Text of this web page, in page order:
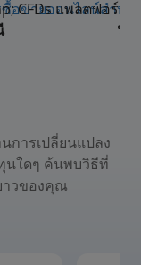
ฟอ
การเปลี่ยนแปลง
นใดๆ ค้นพบวิธีที่
าวของคุณ